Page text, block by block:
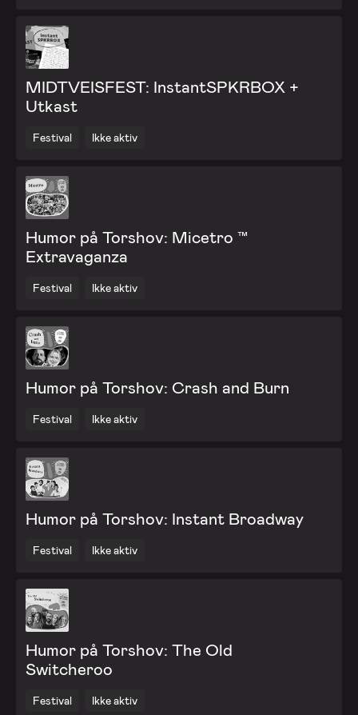
MIDTVEISFEST: InstantSPKRBOX +
Utkast
Festival Ikke aktiv
Humor på Torshov: Micetro ™
Extravaganza
Festival Ikke aktiv
Humor på Torshov: Crash and Burn
Festival Ikke aktiv
Humor på Torshov: Instant Broadway
Festival Ikke aktiv
Humor på Torshov: The Old
Switcheroo
Festival Ikke aktiv